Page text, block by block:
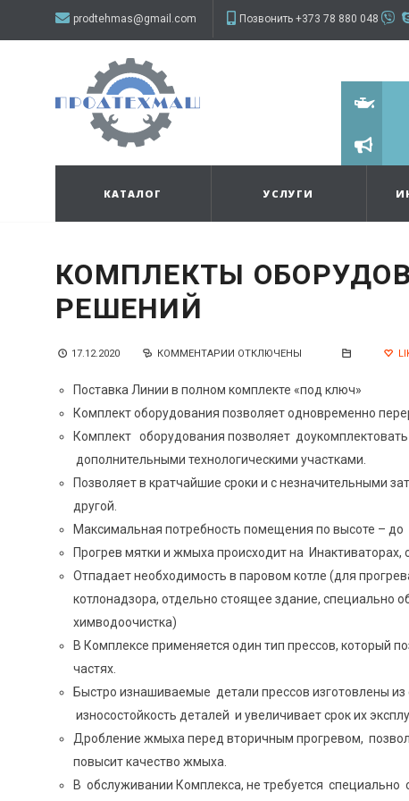
prodtehmas@gmail.com Позвонить +373 78 880 048
КАТАЛОГ УСЛУГИ
КОМПЛЕКТЫ
РЕШЕНИЙ
17.12.2020 КОММЕНТАРИИ К
ОБОРУДОВАНИЯ
ТЕХНОЛОГИЧЕСКИХ
ОТКЛЮЧЕНЫ
Поставка Линии в полном комплекте «под ключ»
Комплект оборудования позволяет одновременно
Комплект оборудования позволяет
дополнительными технологическими участками.
Позволяет в кратчайшие сроки и с незначительными
другой.
Максимальная потребность помещения по высоте – до
Прогрев мятки и жмыха происходит на
Отпадает необходимость в паровом котле (для
котлонадзора, отдельно стоящее здание, специально
химводоочистка)
В Комплексе применяется один тип прессов, который
частях.
Быстро изнашиваемые детали прессов изготовлены
износостойкость деталей и увеличивает срок их
Дробление жмыха перед вторичным прогревом,
повысит качество жмыха.
В обслуживании Комплекса, не требуется